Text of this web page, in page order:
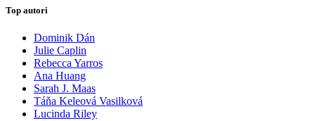
Top autori
Dominik Dán
Julie Caplin
Rebecca Yarros
Ana Huang
Sarah J. Maas
Táňa Keleová Vasilková
Lucinda Riley